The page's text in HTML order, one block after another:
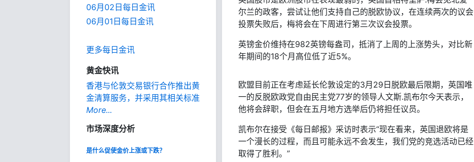
06月02日每日金讯
06月01日每日金讯
更多每日金讯
黄金快讯
香港与伦敦交易银行合作推出黄
金清算服务，并采用其相关标准
More...
市场深度分析
是什么促使金价上涨或下跌？
尔兰的政客，尝试让他们支持自己的脱欧协议，在连续两次的议会
投票失败后，梅将会在下周进行第三次议会投票。
英镑金价维持在982英镑每盎司，抵消了上周的上涨势头，对比新
年期间的18个月高位低了近5%。
欧盟目前正在考虑延长伦敦设定的3月29日脱欧最后限期，英国唯
一的反脱欧政党自由民主党77岁的领导人文斯.凯布尔今天表示，
他将会辞职，但会在五月地方选举后仍将担任议员。
凯布尔在接受《每日邮报》采访时表示“现在看来，英国退欧将是
一个漫长的过程，而且可能永远不会发生，我们党的竞选活动已经
取得了胜利。”